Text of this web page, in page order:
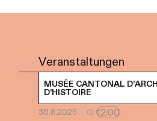
Veranstaltungen
MUSÉE CANTONAL
D'HISTOIRE
30.8.2026 12:00